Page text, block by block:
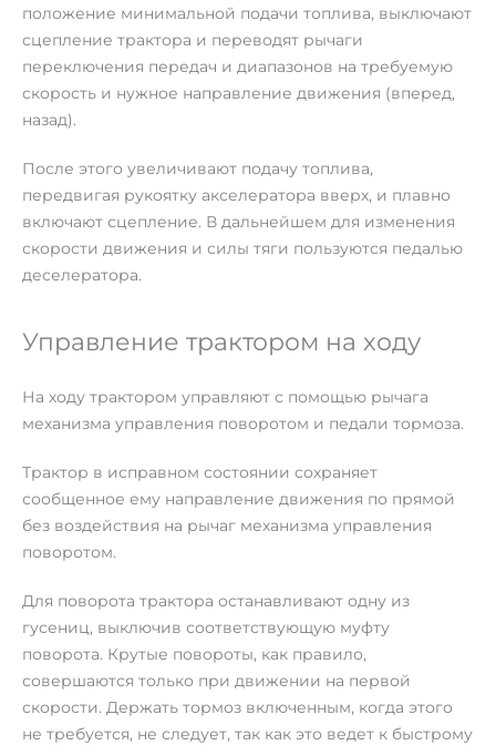
положение минимальной подачи топлива, выключают
сцепление трактора и переводят рычаги
переключения передач и диапазонов на требуемую
скорость и нужное направление движения (вперед,
назад).
После этого увеличивают подачу топлива,
передвигая рукоятку акселератора вверх, и плавно
включают сцепление. В дальнейшем для изменения
скорости движения и силы тяги пользуются педалью
деселератора.
Управление трактором на ходу
На ходу трактором управляют с помощью рычага
механизма управления поворотом и педали тормоза.
Трактор в исправном состоянии сохраняет
сообщенное ему направление движения по прямой
без воздействия на рычаг механизма управления
поворотом.
Для поворота трактора останавливают одну из
гусениц, выключив соответствующую муфту
поворота. Крутые повороты, как правило,
совершаются только при движении на первой
скорости. Держать тормоз включенным, когда этого
не требуется, не следует, так как это ведет к быстрому